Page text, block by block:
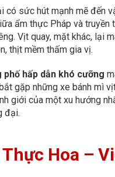
có sức hút mạnh mẽ đến
ẩm thực Pháp và truyền
Vịt quay, mặt khác, lại
thịt mềm thấm gia vị.
hấp dẫn khó cưỡng
gặp những xe bánh mì
giới của một xu hướng
đại.
Hoa –